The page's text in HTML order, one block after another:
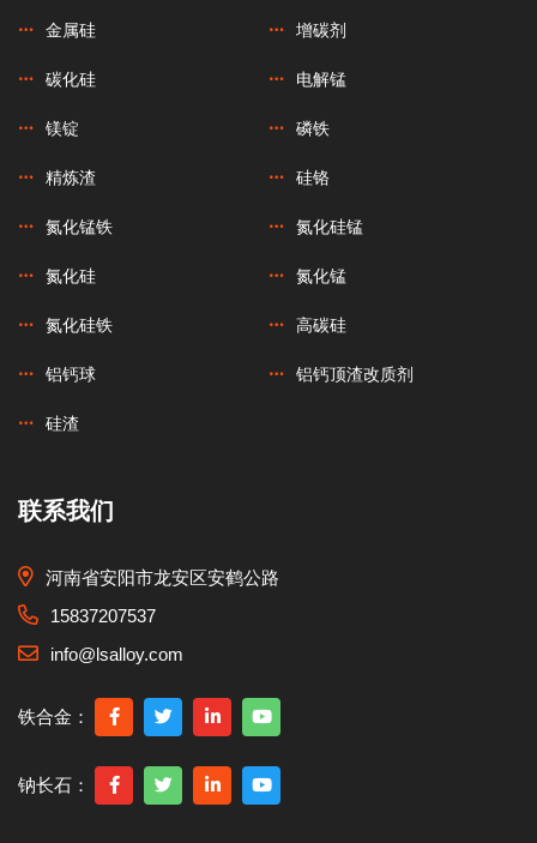
金属硅 增碳剂
碳化硅 电解锰
镁锭 磷铁
精炼渣 硅铬
氮化锰铁 氮化硅锰
氮化硅 氮化锰
氮化硅铁 高碳硅
铝钙球 铝钙顶渣改质剂
硅渣
联系我们
河南省安阳市龙安区安鹤公路
15837207537
info@lsalloy.com
铁合金：
钠长石：